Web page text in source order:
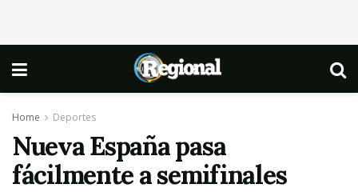
Home Deportes
Nueva España pasa
fácilmente a semifinales